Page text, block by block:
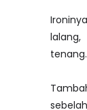
tenang.